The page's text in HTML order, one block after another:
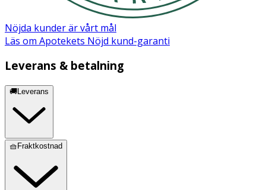
Nöjda kunder är vårt mål
Läs om Apotekets Nöjd kund-garanti
Leverans & betalning
🚚Leverans
🧺Fraktkostnad